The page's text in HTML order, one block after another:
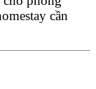
cần